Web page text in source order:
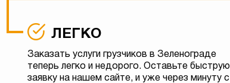
ЛЕГКО
Заказать услуги грузчиков в Зеленограде
теперь легко и недорого. Оставьте быструю
заявку на нашем сайте, и уже через минуту с